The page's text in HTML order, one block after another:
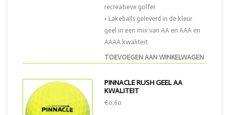
TOEVOEGEN AAN WINKELWAGEN
recreatieve golfer
• Lakeballs geleverd in de kleur
geel in een mix van AA en AAA en
AAAA kwaliteit
PINNACLE RUSH GEEL AA
KWALITEIT
€0,60